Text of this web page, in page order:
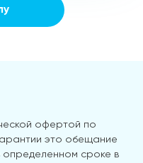
офертой по
это обещание
определенном сроке в